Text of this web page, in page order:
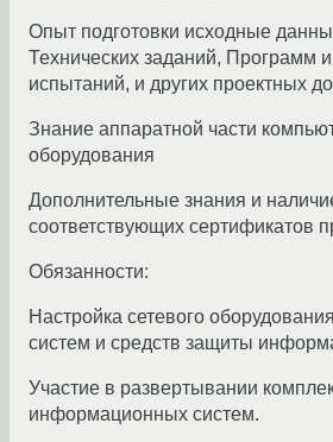
Опыт подготовки исходные
Технических заданий, Программ
испытаний, и других проектных
Знание аппаратной части
оборудования
Дополнительные знания и
соответствующих сертификатов
Обязанности:
Настройка сетевого
систем и средств защиты
Участие в развертывании
информационных систем.